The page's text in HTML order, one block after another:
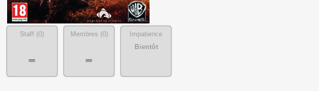
Staff (0)
-
Membres (0)
-
Impatience
Bientôt